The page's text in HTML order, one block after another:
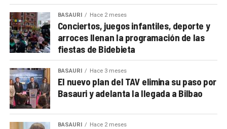
BASAURI Hace 2 meses
Conciertos, juegos infantiles, deporte y
arroces llenan la programación de las
fiestas de Bidebieta
BASAURI Hace 3 meses
El nuevo plan del TAV elimina su paso por
Basauri y adelanta la llegada a Bilbao
BASAURI Hace 2 meses